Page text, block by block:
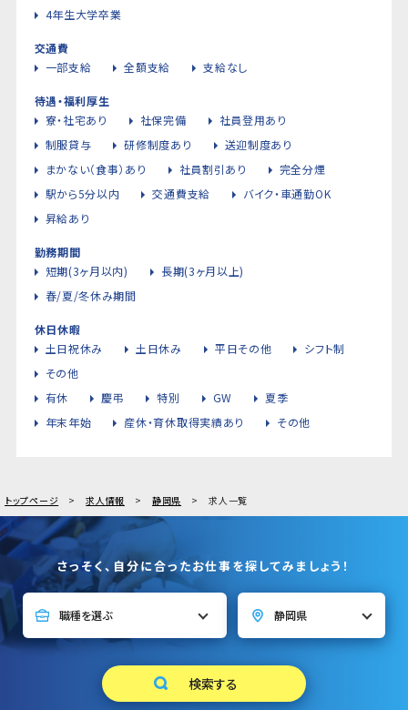
4年生大学卒業
交通費
一部支給
全額支給 支給なし
待遇・福利厚生
寮・社宅あり
社保完備
社員登用あり
制服貸与
研修制度あり
送迎制度あり
まかない（食事）あり
社員割引あり
完全分煙
駅から5分以内
交通費支給
バイク・車通勤OK
昇給あり
勤務期間
短期(3ヶ月以内)
長期(3ヶ月以上)
春/夏/冬休み期間
休日休暇
土日祝休み
土日休み 平日その他
シフト制
その他
有休
慶弔 特別 GW
夏季
年末年始
産休・育休取得実績あり その他
トップページ 求人情報 静岡県 求人一覧
さっそく、自分に合ったお仕事を探してみましょう！